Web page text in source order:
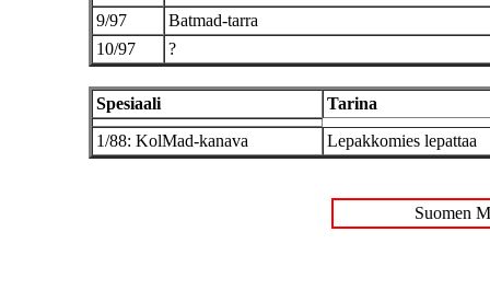
9/97
Batmad-tarra
10/97
?
Spesiaali
Tarina
1/88: KolMad-kanava
Lepakkomies lepattaa
Suomen